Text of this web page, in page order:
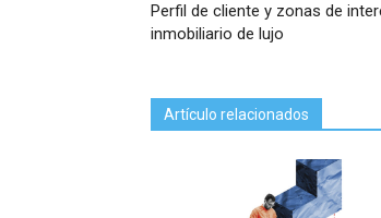
Perfil de cliente y zonas de
inmobiliario de lujo
Artículo relacionados